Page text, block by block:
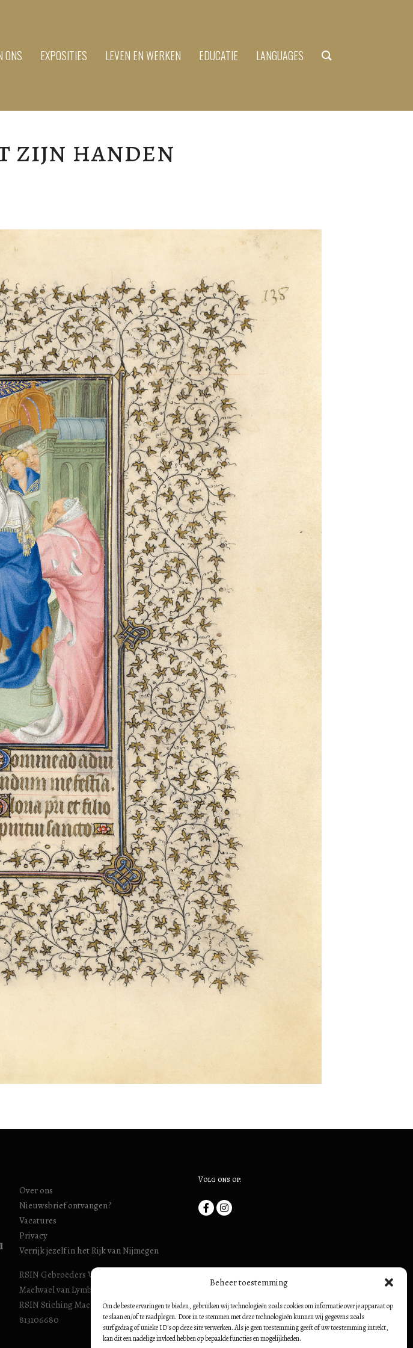
Beheer toestemming
Om de beste ervaringen te bieden, gebruiken wij technologieën zoals cookies om informatie over je apparaat op
te slaan en/of te raadplegen. Door in te stemmen met deze technologieën kunnen wij gegevens zoals
surfgedrag of unieke ID's op deze site verwerken. Als je geen toestemming geeft of uw toestemming intrekt,
kan dit een nadelige invloed hebben op bepaalde functies en mogelijkheden.
ONS EXPOSITIES LEVEN EN WERKEN EDUCATIE LANGUAGES
zijn handen
Over ons
Nieuwsbrief ontvangen?
Vacatures
Privacy
Verrijk jezelf in het Rijk van Nijmegen
RSIN Gebroeders Van Limburg Huis (ook:
Maelwael van Lymborch Huis): 854500728
RSIN Stiching Maelwael Van Lymborch:
813106680
Volg ons op: